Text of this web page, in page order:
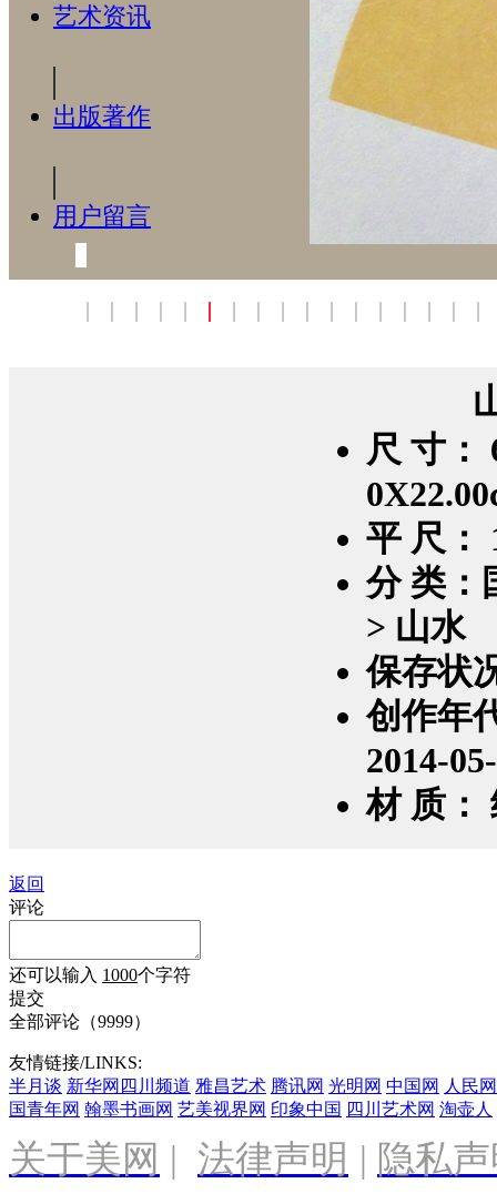
艺术资讯
出版著作
用户留言
尺 寸：
平 尺：
分 类：
> 山水
保存状
创作年
2014-
材 质：
返回
评论
还可以输入 1000个字符
提交
全部评论（9999）
友情链接/LINKS:
半月谈 新华网四川频道 雅昌艺术 腾讯网 光明网 中国网 人民网
国青年网 翰墨书画网 艺美视界网 印象中国 四川艺术网 淘壶人
关于美网 | 法律声明 | 隐私